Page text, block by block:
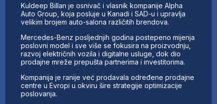
Kuldeep Billan je osnivač i vlasnik kompanije Alpha
Auto Group, koja posluje u Kanadi i SAD-u i upravlja
velikim brojem auto-salona različitih brendova.
Mercedes-Benz posljednjih godina postepeno mijenja
poslovni model i sve više se fokusira na proizvodnju,
razvoj električnih vozila i digitalne usluge, dok dio
prodajne mreže prepušta partnerima i investitorima.
Kompanija je ranije već prodavala određene prodajne
centre u Evropi u okviru šire strategije optimizacije
poslovanja.